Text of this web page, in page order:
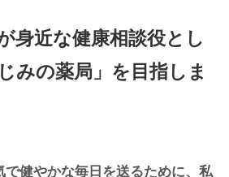
身近な健康相談役とし
じみの薬局」を目指しま
で健やかな毎日を送るために、私